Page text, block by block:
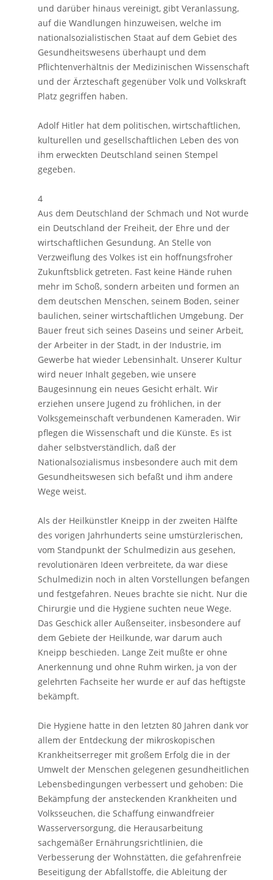
und darüber hinaus vereinigt, gibt Veranlassung,
auf die Wandlungen hinzuweisen, welche im
nationalsozialistischen Staat auf dem Gebiet des
Gesundheitswesens überhaupt und dem
Pflichtenverhältnis der Medizinischen Wissenschaft
und der Ärzteschaft gegenüber Volk und Volkskraft
Platz gegriffen haben.
Adolf Hitler hat dem politischen, wirtschaftlichen,
kulturellen und gesellschaftlichen Leben des von
ihm erweckten Deutschland seinen Stempel
gegeben.
4
Aus dem Deutschland der Schmach und Not wurde
ein Deutschland der Freiheit, der Ehre und der
wirtschaftlichen Gesundung. An Stelle von
Verzweiflung des Volkes ist ein hoffnungsfroher
Zukunftsblick getreten. Fast keine Hände ruhen
mehr im Schoß, sondern arbeiten und formen an
dem deutschen Menschen, seinem Boden, seiner
baulichen, seiner wirtschaftlichen Umgebung. Der
Bauer freut sich seines Daseins und seiner Arbeit,
der Arbeiter in der Stadt, in der Industrie, im
Gewerbe hat wieder Lebensinhalt. Unserer Kultur
wird neuer Inhalt gegeben, wie unsere
Baugesinnung ein neues Gesicht erhält. Wir
erziehen unsere Jugend zu fröhlichen, in der
Volksgemeinschaft verbundenen Kameraden. Wir
pflegen die Wissenschaft und die Künste. Es ist
daher selbstverständlich, daß der
Nationalsozialismus insbesondere auch mit dem
Gesundheitswesen sich befaßt und ihm andere
Wege weist.
Als der Heilkünstler Kneipp in der zweiten Hälfte
des vorigen Jahrhunderts seine umstürzlerischen,
vom Standpunkt der Schulmedizin aus gesehen,
revolutionären Ideen verbreitete, da war diese
Schulmedizin noch in alten Vorstellungen befangen
und festgefahren. Neues brachte sie nicht. Nur die
Chirurgie und die Hygiene suchten neue Wege.
Das Geschick aller Außenseiter, insbesondere auf
dem Gebiete der Heilkunde, war darum auch
Kneipp beschieden. Lange Zeit mußte er ohne
Anerkennung und ohne Ruhm wirken, ja von der
gelehrten Fachseite her wurde er auf das heftigste
bekämpft.
Die Hygiene hatte in den letzten 80 Jahren dank vor
allem der Entdeckung der mikroskopischen
Krankheitserreger mit großem Erfolg die in der
Umwelt der Menschen gelegenen gesundheitlichen
Lebensbedingungen verbessert und gehoben: Die
Bekämpfung der ansteckenden Krankheiten und
Volksseuchen, die Schaffung einwandfreier
Wasserversorgung, die Herausarbeitung
sachgemäßer Ernährungsrichtlinien, die
Verbesserung der Wohnstätten, die gefahrenfreie
Beseitigung der Abfallstoffe, die Ableitung der